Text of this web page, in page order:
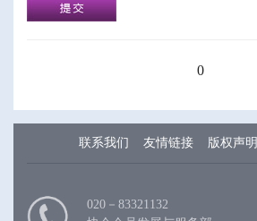
0
联系我们 友情链接 版权声明
020－83321132